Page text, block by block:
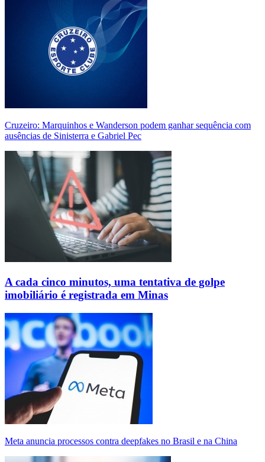
Cruzeiro: Marquinhos e Wanderson podem ganhar sequência com
ausências de Sinisterra e Gabriel Pec
A cada cinco minutos, uma tentativa de golpe
imobiliário é registrada em Minas
Meta anuncia processos contra deepfakes no Brasil e na China